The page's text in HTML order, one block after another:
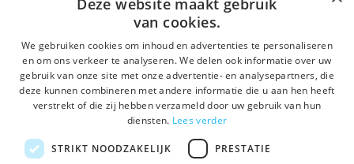
WE OFFER
Guided tours
One day tour
Activities
SOCIALS
Facebook
Instagram
LinkedIn
Deze website maakt gebruik
van cookies.
We gebruiken cookies om inhoud en advertenties te personaliseren
en om ons verkeer te analyseren. We delen ook informatie over uw
gebruik van onze site met onze advertentie- en analysepartners, die
deze kunnen combineren met andere informatie die u aan hen heeft
verstrekt of die zij hebben verzameld door uw gebruik van hun
diensten. Lees verder
STRIKT NOODZAKELIJK PRESTATIE